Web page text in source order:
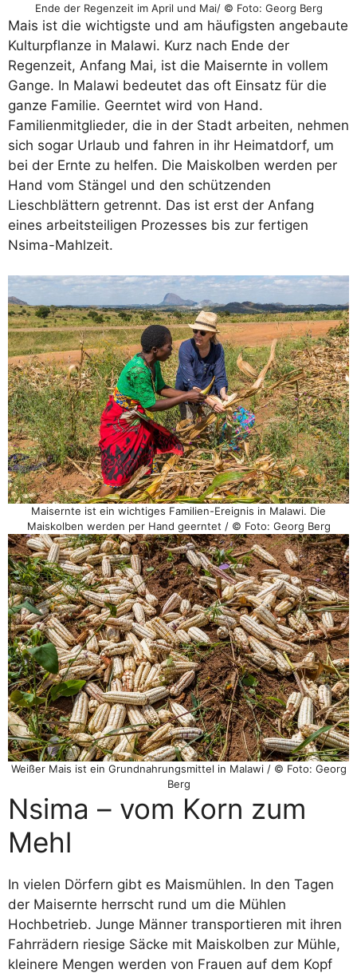
Ende der Regenzeit im April und Mai/ © Foto: Georg Berg
Mais ist die wichtigste und am häufigsten angebaute
Kulturpflanze in Malawi. Kurz nach Ende der
Regenzeit, Anfang Mai, ist die Maisernte in vollem
Gange. In Malawi bedeutet das oft Einsatz für die
ganze Familie. Geerntet wird von Hand.
Familienmitglieder, die in der Stadt arbeiten, nehmen
sich sogar Urlaub und fahren in ihr Heimatdorf, um
bei der Ernte zu helfen. Die Maiskolben werden per
Hand vom Stängel und den schützenden
Lieschblättern getrennt. Das ist erst der Anfang
eines arbeitsteiligen Prozesses bis zur fertigen
Nsima-Mahlzeit.
Maisernte ist ein wichtiges Familien-Ereignis in Malawi. Die
Maiskolben werden per Hand geerntet / © Foto: Georg Berg
Weißer Mais ist ein Grundnahrungsmittel in Malawi / © Foto: Georg
Berg
Nsima – vom Korn zum
Mehl
In vielen Dörfern gibt es Maismühlen. In den Tagen
der Maisernte herrscht rund um die Mühlen
Hochbetrieb. Junge Männer transportieren mit ihren
Fahrrädern riesige Säcke mit Maiskolben zur Mühle,
kleinere Mengen werden von Frauen auf dem Kopf